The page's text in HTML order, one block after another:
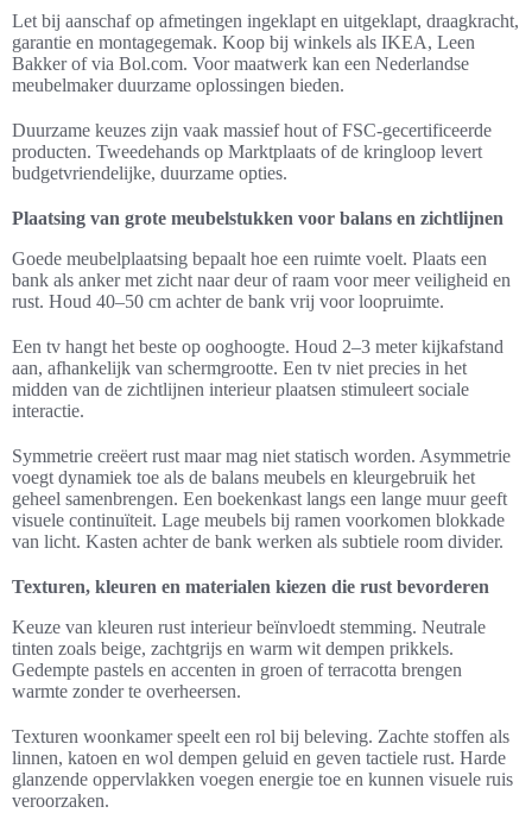
Let bij aanschaf op afmetingen ingeklapt en uitgeklapt, draagkracht,
garantie en montagegemak. Koop bij winkels als IKEA, Leen
Bakker of via Bol.com. Voor maatwerk kan een Nederlandse
meubelmaker duurzame oplossingen bieden.
Duurzame keuzes zijn vaak massief hout of FSC-gecertificeerde
producten. Tweedehands op Marktplaats of de kringloop levert
budgetvriendelijke, duurzame opties.
Plaatsing van grote meubelstukken voor balans en zichtlijnen
Goede meubelplaatsing bepaalt hoe een ruimte voelt. Plaats een
bank als anker met zicht naar deur of raam voor meer veiligheid en
rust. Houd 40–50 cm achter de bank vrij voor loopruimte.
Een tv hangt het beste op ooghoogte. Houd 2–3 meter kijkafstand
aan, afhankelijk van schermgrootte. Een tv niet precies in het
midden van de zichtlijnen interieur plaatsen stimuleert sociale
interactie.
Symmetrie creëert rust maar mag niet statisch worden. Asymmetrie
voegt dynamiek toe als de balans meubels en kleurgebruik het
geheel samenbrengen. Een boekenkast langs een lange muur geeft
visuele continuïteit. Lage meubels bij ramen voorkomen blokkade
van licht. Kasten achter de bank werken als subtiele room divider.
Texturen, kleuren en materialen kiezen die rust bevorderen
Keuze van kleuren rust interieur beïnvloedt stemming. Neutrale
tinten zoals beige, zachtgrijs en warm wit dempen prikkels.
Gedempte pastels en accenten in groen of terracotta brengen
warmte zonder te overheersen.
Texturen woonkamer speelt een rol bij beleving. Zachte stoffen als
linnen, katoen en wol dempen geluid en geven tactiele rust. Harde
glanzende oppervlakken voegen energie toe en kunnen visuele ruis
veroorzaken.